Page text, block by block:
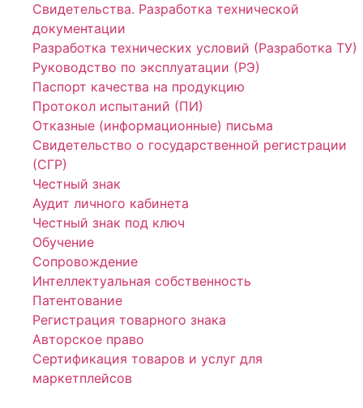
Свидетельства. Разработка технической
документации
Разработка технических условий (Разработка ТУ)
Руководство по эксплуатации (РЭ)
Паспорт качества на продукцию
Протокол испытаний (ПИ)
Отказные (информационные) письма
Свидетельство о государственной регистрации
(СГР)
Честный знак
Аудит личного кабинета
Честный знак под ключ
Обучение
Сопровождение
Интеллектуальная собственность
Патентование
Регистрация товарного знака
Авторское право
Сертификация товаров и услуг для
маркетплейсов